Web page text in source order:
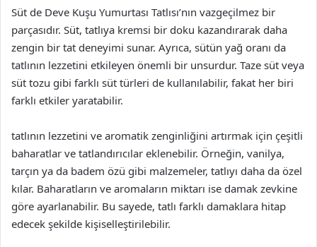
Süt de Deve Kuşu Yumurtası Tatlısı’nın vazgeçilmez bir
parçasıdır. Süt, tatlıya kremsi bir doku kazandırarak daha
zengin bir tat deneyimi sunar. Ayrıca, sütün yağ oranı da
tatlının lezzetini etkileyen önemli bir unsurdur. Taze süt veya
süt tozu gibi farklı süt türleri de kullanılabilir, fakat her biri
farklı etkiler yaratabilir.
tatlının lezzetini ve aromatik zenginliğini artırmak için çeşitli
baharatlar ve tatlandırıcılar eklenebilir. Örneğin, vanilya,
tarçın ya da badem özü gibi malzemeler, tatlıyı daha da özel
kılar. Baharatların ve aromaların miktarı ise damak zevkine
göre ayarlanabilir. Bu sayede, tatlı farklı damaklara hitap
edecek şekilde kişiselleştirilebilir.